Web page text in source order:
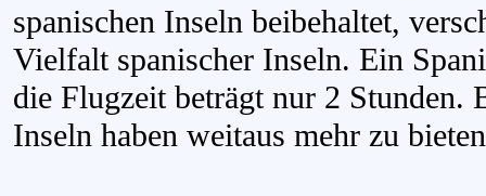
spanischen Inseln beibehaltet,
Vielfalt spanischer Inseln. Ein
die Flugzeit beträgt nur 2 Stunden.
Inseln haben weitaus mehr zu